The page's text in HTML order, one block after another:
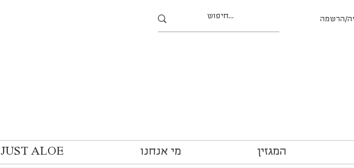
הרשמה
המגזין מי אנחנו JUST ALOE